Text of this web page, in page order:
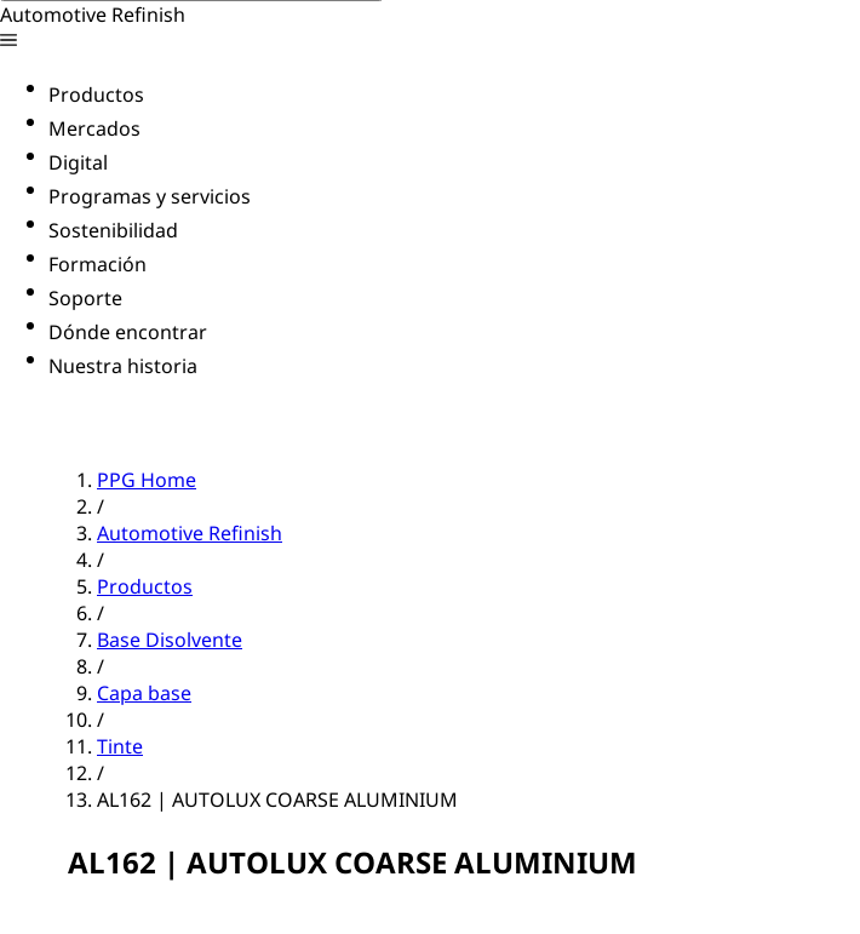
Automotive Refinish
Productos
Mercados
Digital
Programas y servicios
Sostenibilidad
Formación
Soporte
Dónde encontrar
Nuestra historia
PPG Home
/
Automotive Refinish
/
Productos
/
Base Disolvente
/
Capa base
/
Tinte
/
AL162 | AUTOLUX COARSE ALUMINIUM
AL162 | AUTOLUX COARSE ALUMINIUM